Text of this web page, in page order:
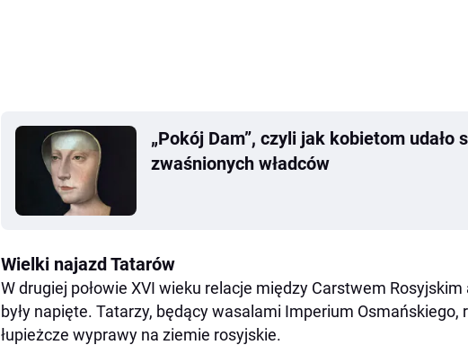
„Pokój Dam”, czyli jak kobietom udało
zwaśnionych władców
Wielki najazd Tatarów
W drugiej połowie XVI wieku relacje między Carstwem
były napięte. Tatarzy, będący wasalami Imperium Osmańskiego,
łupieżcze wyprawy na ziemie rosyjskie.